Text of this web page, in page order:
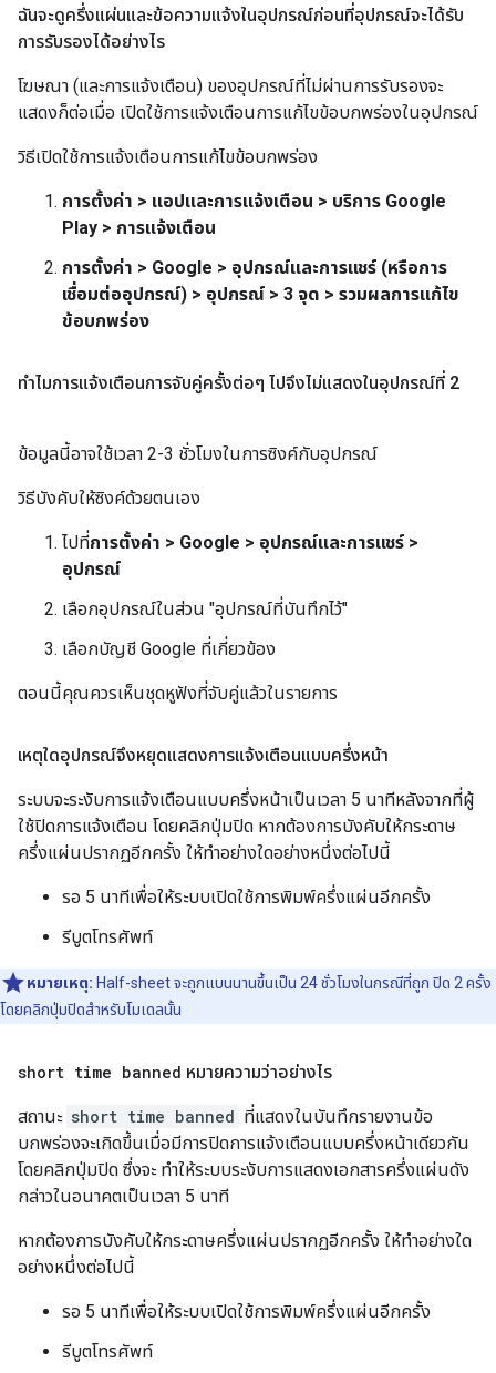
ฉันจะดูครึ่งแผ่นและข้อความแจ้งในอุปกรณ์ก่อนที่อุปกรณ์จะได้รับ
การรับรองได้อย่างไร
โฆษณา (และการแจ้งเตือน) ของอุปกรณ์ที่ไม่ผ่านการรับรองจะ
แสดงก็ต่อเมื่อ เปิดใช้การแจ้งเตือนการแก้ไขข้อบกพร่องในอุปกรณ์
วิธีเปิดใช้การแจ้งเตือนการแก้ไขข้อบกพร่อง
การตั้งค่า > แอปและการแจ้งเตือน > บริการ Google
Play > การแจ้งเตือน
การตั้งค่า > Google > อุปกรณ์และการแชร์ (หรือการ
เชื่อมต่ออุปกรณ์) > อุปกรณ์ > 3 จุด > รวมผลการแก้ไข
ข้อบกพร่อง
ทำไมการแจ้งเตือนการจับคู่ครั้งต่อๆ ไปจึงไม่แสดงในอุปกรณ์ที่ 2
ข้อมูลนี้อาจใช้เวลา 2-3 ชั่วโมงในการซิงค์กับอุปกรณ์
วิธีบังคับให้ซิงค์ด้วยตนเอง
ไปที่การตั้งค่า > Google > อุปกรณ์และการแชร์ >
อุปกรณ์
เลือกอุปกรณ์ในส่วน "อุปกรณ์ที่บันทึกไว้"
เลือกบัญชี Google ที่เกี่ยวข้อง
ตอนนี้คุณควรเห็นชุดหูฟังที่จับคู่แล้วในรายการ
เหตุใดอุปกรณ์จึงหยุดแสดงการแจ้งเตือนแบบครึ่งหน้า
ระบบจะระงับการแจ้งเตือนแบบครึ่งหน้าเป็นเวลา 5 นาทีหลังจากที่ผู้
ใช้ปิดการแจ้งเตือน โดยคลิกปุ่มปิด หากต้องการบังคับให้กระดาษ
ครึ่งแผ่นปรากฏอีกครั้ง ให้ทำอย่างใดอย่างหนึ่งต่อไปนี้
รอ 5 นาทีเพื่อให้ระบบเปิดใช้การพิมพ์ครึ่งแผ่นอีกครั้ง
รีบูตโทรศัพท์
หมายเหตุ: Half-sheet จะถูกแบนนานขึ้นเป็น 24 ชั่วโมงในกรณีที่ถูก ปิด 2 ครั้ง
โดยคลิกปุ่มปิดสำหรับโมเดลนั้น
short time banned หมายความว่าอย่างไร
สถานะ short time banned ที่แสดงในบันทึกรายงานข้อ
บกพร่องจะเกิดขึ้นเมื่อมีการปิดการแจ้งเตือนแบบครึ่งหน้าเดียวกัน
โดยคลิกปุ่มปิด ซึ่งจะ ทำให้ระบบระงับการแสดงเอกสารครึ่งแผ่นดัง
กล่าวในอนาคตเป็นเวลา 5 นาที
หากต้องการบังคับให้กระดาษครึ่งแผ่นปรากฏอีกครั้ง ให้ทำอย่างใด
อย่างหนึ่งต่อไปนี้
รอ 5 นาทีเพื่อให้ระบบเปิดใช้การพิมพ์ครึ่งแผ่นอีกครั้ง
รีบูตโทรศัพท์